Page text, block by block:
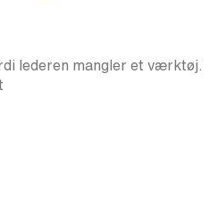
lederen mangler et værktøj.